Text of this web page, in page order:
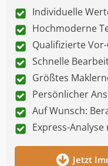
Individuelle
Hochmoderne
Qualifizierte
Schnelle
Größtes
Persönlicher
Auf Wunsch:
Express-Analyse
Jetzt